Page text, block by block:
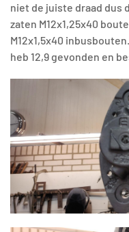
niet de juiste draad dus
zaten M12x1,25x40
M12x1,5x40
heb 12,9 gevonden en